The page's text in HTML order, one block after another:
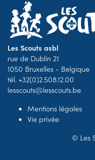
Les Scouts asbl
rue de Dublin 21
1050 Bruxelles - Belgique
tél. +32(0)2.508.12.00
lesscouts@lesscouts.be
Mentions légales
Vie privée
© Les